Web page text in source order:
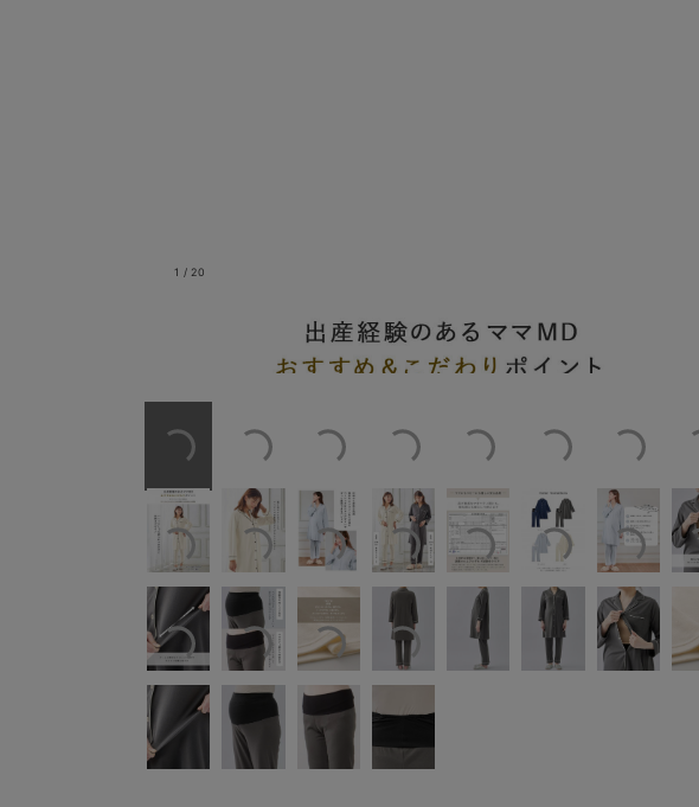
出産経験のあるママMDおすすめ&こだわりポイント
1 / 20